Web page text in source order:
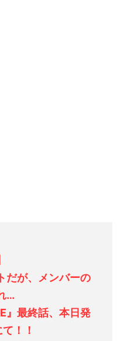
だが、メンバーの
…
』最終話、本日発
！！